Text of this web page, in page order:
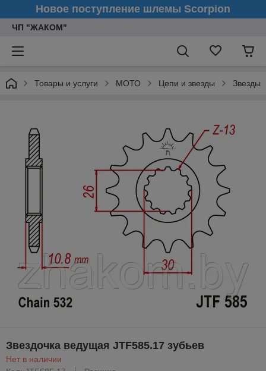
Новое поступление шлемы Scorpion
ЧП "ЖАКОМ"
Товары и услуги МОТО Цепи и звезды Звезды
Звездочка ведущая JTF585.17 зубьев
Нет в наличии